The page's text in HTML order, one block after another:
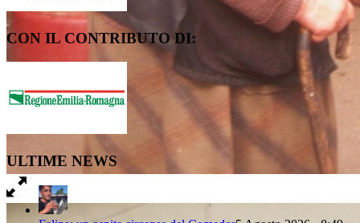
CON IL CONTRIBUTO DI:
ULTIME NEWS